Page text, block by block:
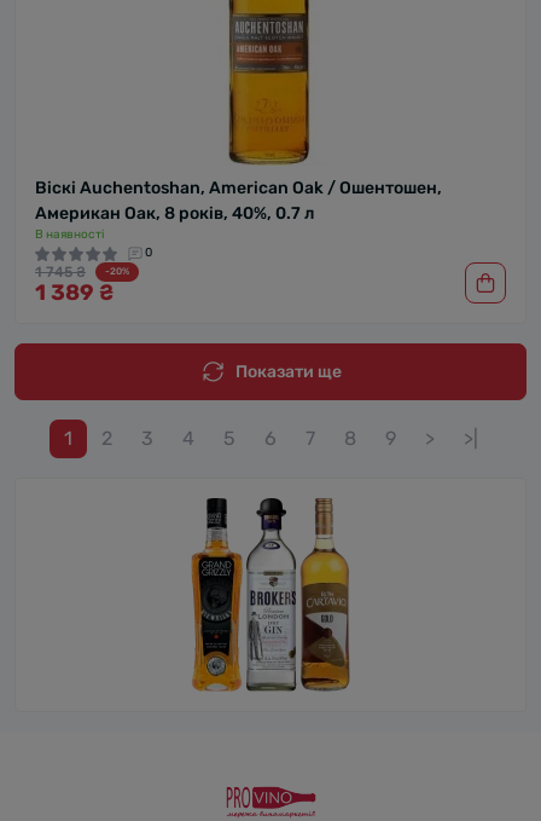
Віскі Auchentoshan, American Oak / Ошентошен,
Американ Оак, 8 років, 40%, 0.7 л
В наявності
0
1 745 ₴ -20%
1 389 ₴
Показати ще
1 2 3 4 5 6 7 8 9 > >|